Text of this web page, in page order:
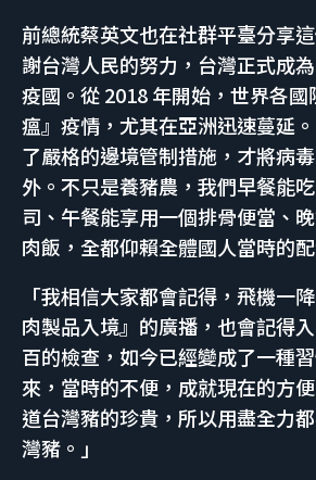
前總統蔡英文也在社群平臺分享
謝台灣人民的努力，台灣正式成
疫國。從 2018 年開始，世界各
瘟』疫情，尤其在亞洲迅速蔓延
了嚴格的邊境管制措施，才將病
外。不只是養豬農，我們早餐能
司、午餐能享用一個排骨便當、
肉飯，全都仰賴全體國人當時的配
「我相信大家都會記得，飛機一
肉製品入境』的廣播，也會記得
百的檢查，如今已經變成了一種
來，當時的不便，成就現在的方
道台灣豬的珍貴，所以用盡全力
灣豬。」